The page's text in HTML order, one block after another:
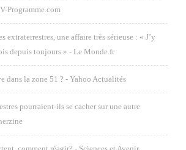
Programme.com
extraterrestres, une affaire très sérieuse : « J’y
depuis toujours » - Le Monde.fr
dans la zone 51 ? - Yahoo Actualités
pourraient-ils se cacher sur une autre